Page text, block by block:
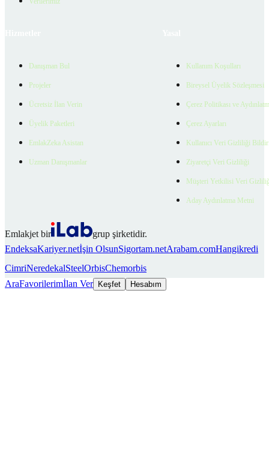
Danışman Bul
Projeler
Ücretsiz İlan Verin
Üyelik Paketleri
EmlakZeka Asistan
Uzman Danışmanlar
Kullanım Koşulları
Bireysel Üyelik Sözleşmesi
Çerez Politikası ve
Çerez Ayarları
Kullanıcı Veri Gizliliği
Ziyaretçi Veri Gizliliği
Müşteri Yetkilisi Veri
Aday Aydınlatma Metni
Emlakjet bir
grup şirketidir.
EndeksaKariyer.netİşin OlsunSigortam.netArabam.comHangikredi
CimriNeredekalSteelOrbisChemorbis
AraFavorilerimİlan Ver Keşfet Hesabım